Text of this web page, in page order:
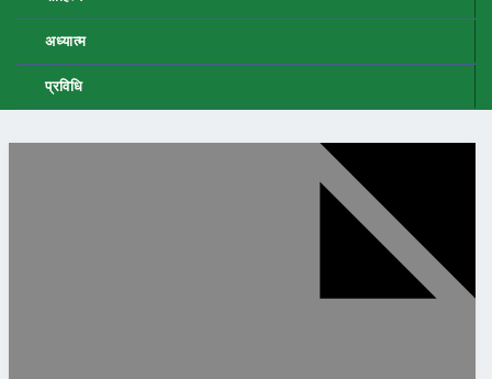
अध्यात्म
प्रविधि